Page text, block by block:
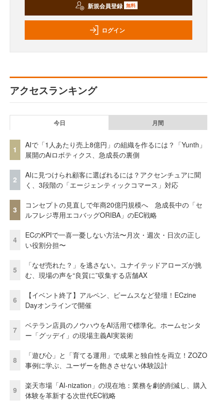
新規会員登録 無料
ログイン
アクセスランキング
今日 月間
1
AIで「1人あたり売上8億円」の組織を作るには？「Yunth」
展開のAiロボティクス、急成長の裏側
2
AIに見つけられ顧客に選ばれるには？アクセンチュアに聞
く、3段階の「エージェンティックコマース」対応
3
コンセプトの見直しで年商20億円規模へ 急成長中の「セ
ルフレジ専用エコバッグORIBA」のEC戦略
4
ECのKPIで一喜一憂しない方法〜月次・週次・日次の正し
い役割分担〜
5
「なぜ売れた？」を逃さない。ユナイテッドアローズが挑
む、現場の声を“良質に”収集する店舗AX
6
【イベント終了】アルペン、ビームスなど登壇！ECzine
Dayオンラインで開催
7
ベテラン店員のノウハウをAI活用で標準化。ホームセンタ
ー「グッデイ」の現場主義AI実装術
8
「遊び心」と「育てる運用」で成果と独自性を両立！ZOZO
事例に学ぶ、ユーザーを飽きさせない体験設計
9
楽天市場「AI-nization」の現在地：業務を劇的削減し、購入
体験を革新する次世代EC戦略